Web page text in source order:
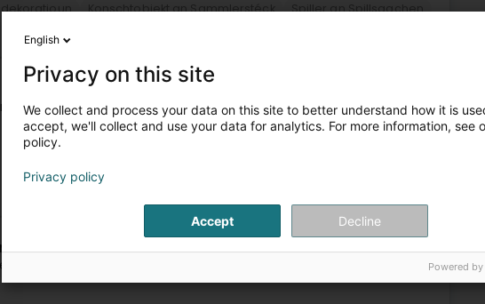
Konschtobjekt an Sammlerstéck
Spiller an Spillsaachen
(Bartreng)
5,1 km
(Alzeng)
English
Privacy on this site
We collect and process your data on this site to better understand how it is
accept, we'll collect and use your data for analytics. For more information, see
policy.
Privacy policy
Accept Decline
Powered by